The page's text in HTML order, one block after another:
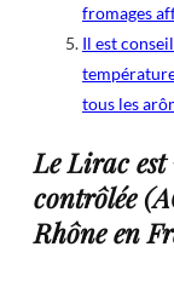
fromages
Il est
tous les
Le Lirac
contrôlée
Rhône en